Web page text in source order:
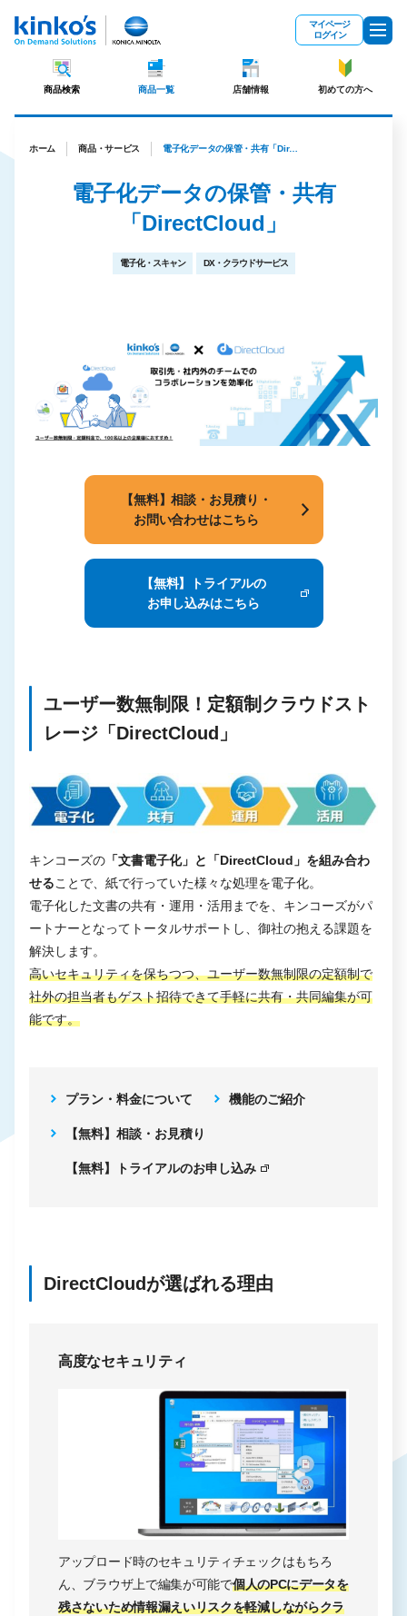
マイページ
ログイン
商品検索 商品一覧 店舗情報 初めての方へ
ホーム 商品・サービス 電子化データの保管・共有「DirectCloud」
電子化データの保管・共有
「DirectCloud」
電子化・スキャン DX・クラウドサービス
【無料】相談・お見積り・
お問い合わせはこちら
【無料】トライアルの
お申し込みはこちら
ユーザー数無制限！定額制クラウドスト
レージ「DirectCloud」
キンコーズの 「文書電子化」と「DirectCloud」を組み合わ
せることで、紙で行っていた様々な処理を電子化。
電子化した文書の共有・運用・活用までを、キンコーズがパ
ートナーとなってトータルサポートし、御社の抱える課題を
解決します。
高いセキュリティを保ちつつ、ユーザー数無制限の定額制で
社外の担当者もゲスト招待できて手軽に共有・共同編集が可
能です。
プラン・料金について 機能のご紹介
【無料】相談・お見積り
【無料】トライアルのお申し込み
DirectCloudが選ばれる理由
高度なセキュリティ
アップロード時のセキュリティチェックはもちろ
ん、ブラウザ上で編集が可能で個人のPCにデータを
残さないため情報漏えいリスクを軽減しながらクラ